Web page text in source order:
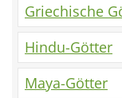
Griechische
Hindu-Götter
Maya-Götter